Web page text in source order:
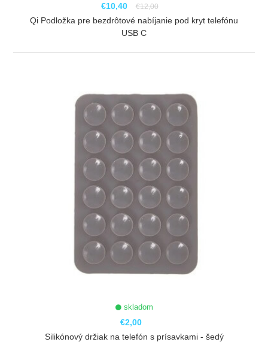
€10,40 €12,00
Qi Podložka pre bezdrôtové nabíjanie pod kryt telefónu
USB C
skladom
€2,00
Silikónový držiak na telefón s prísavkami - šedý